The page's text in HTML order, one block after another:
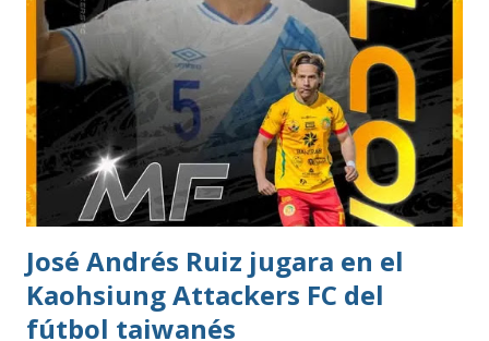
José Andrés Ruiz jugara en el
Kaohsiung Attackers FC del
fútbol taiwanés